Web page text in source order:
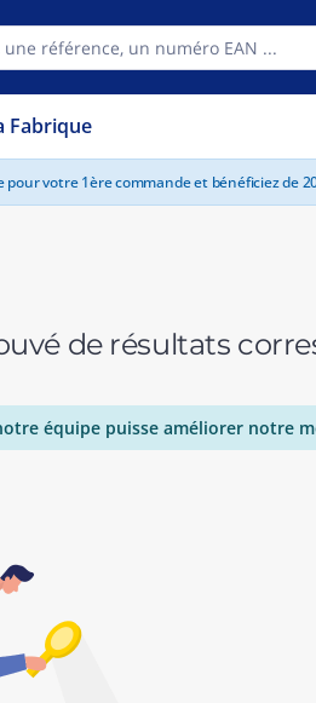
Fabrique
pour votre 1ère commande et bénéficiez de
de résultats
équipe puisse améliorer notre